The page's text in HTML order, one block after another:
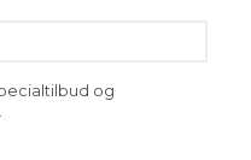
og